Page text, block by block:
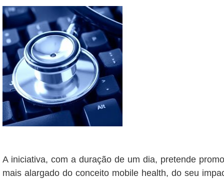
A iniciativa, com a duração de um dia, pretende
mais alargado do conceito mobile health, do seu